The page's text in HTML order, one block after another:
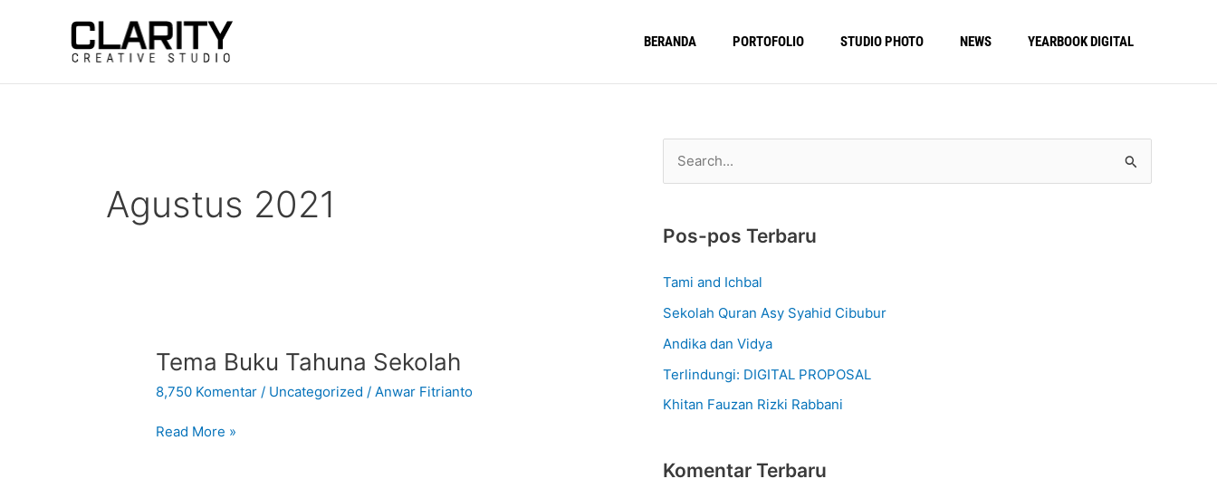
BERANDA PORTOFOLIO STUDIO PHOTO NEWS YEARBOOK DIGITAL
Agustus 2021
Tema Buku Tahuna Sekolah
8,750 Komentar / Uncategorized / Anwar Fitrianto
Tema
Tahuna
Read More »
i
u
k
:
Pos-pos Terbaru
Tami and Ichbal
Sekolah Quran Asy Syahid Cibubur
Andika dan Vidya
Terlindungi: DIGITAL PROPOSAL
Khitan Fauzan Rizki Rabbani
Komentar Terbaru